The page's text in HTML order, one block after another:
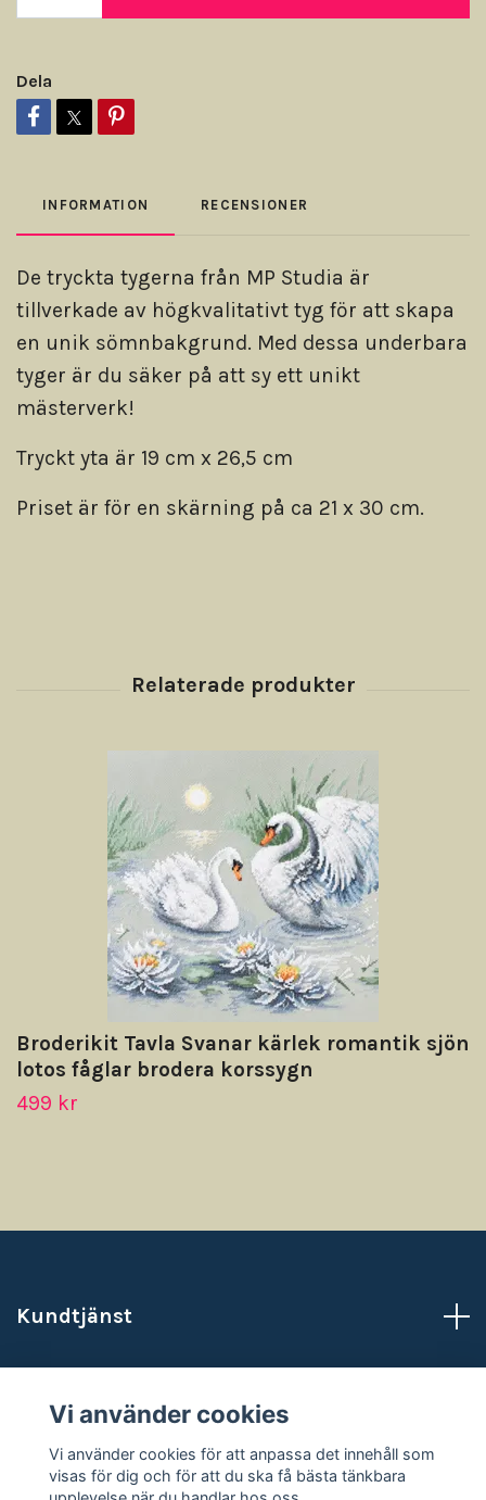
Dela
INFORMATION RECENSIONER
De tryckta tygerna från MP Studia är
tillverkade av högkvalitativt tyg för att skapa
en unik sömnbakgrund. Med dessa underbara
tyger är du säker på att sy ett unikt
mästerverk!
Tryckt yta är 19 cm x 26,5 cm
Priset är för en skärning på ca 21 x 30 cm.
Broderikit Tavla Svanar kärlek romantik sjön
lotos fåglar brodera korssygn
499 kr
Kundtjänst
Sociala medier
Vi använder cookies
Vi använder cookies för att anpassa det innehåll som
visas för dig och för att du ska få bästa tänkbara